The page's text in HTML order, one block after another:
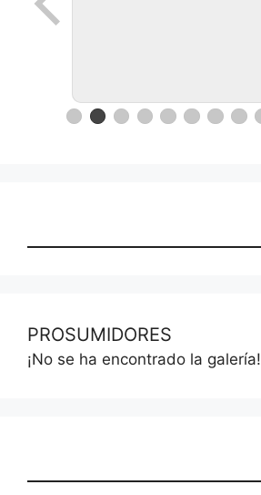
PROSUMIDORES
¡No se ha encontrado la galería!